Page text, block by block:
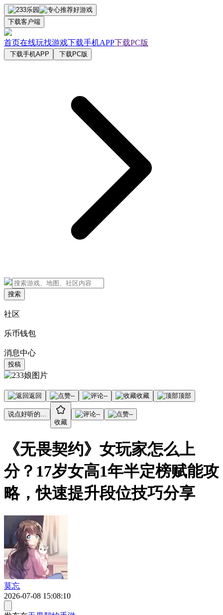
下载客户端
首页在线玩找游戏下载手机APP下载PC版
下载手机APP 下载PC版
搜索
社区
乐币钱包
消息中心
投稿
返回 -- -- 收藏 顶部
说点好听的...
收藏
-- --
《无畏契约》女玩家怎么上
分？17岁女高1年半定榜赋能攻
略，快速提升段位技巧分享
莫忘
2026-07-08 15:08:10